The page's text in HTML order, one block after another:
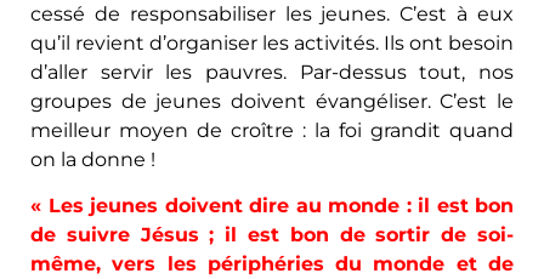
cessé de responsabiliser les jeunes. C’est à eux
qu’il revient d’organiser les activités. Ils ont besoin
d’aller servir les pauvres. Par-dessus tout, nos
groupes de jeunes doivent évangéliser. C’est le
meilleur moyen de croître : la foi grandit quand
on la donne !
« Les jeunes doivent dire au monde : il est bon
de suivre Jésus ; il est bon de sortir de soi-
même, vers les périphéries du monde et de